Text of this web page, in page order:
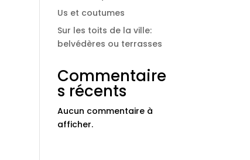
Us et coutumes
Sur les toits de la ville:
belvédères ou terrasses
Commentaire
s récents
Aucun commentaire à
afficher.